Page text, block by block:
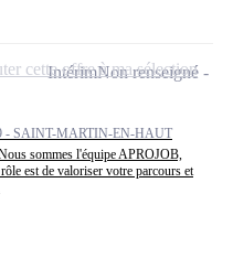
- SAINT-MARTIN-EN-HAUT
sommes l'équipe APROJOB,
est de valoriser votre parcours et
IntérimNon renseigné
cette offre à ma sélection